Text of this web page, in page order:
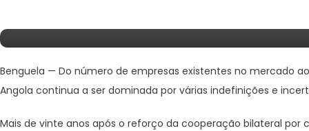
Benguela — Do número de empresas existentes no mercado
Angola continua a ser dominada por várias indefinições e
Mais de vinte anos após o reforço da cooperação bilateral